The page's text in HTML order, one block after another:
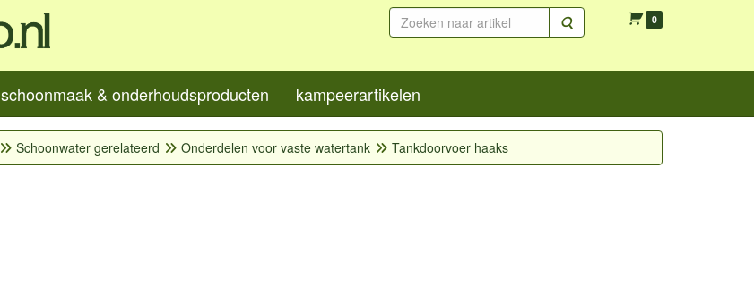
Zoeken 0
schoonmaak & onderhoudsproducten kampeerartikelen
Schoonwater gerelateerd Onderdelen voor vaste watertank Tankdoorvoer haaks